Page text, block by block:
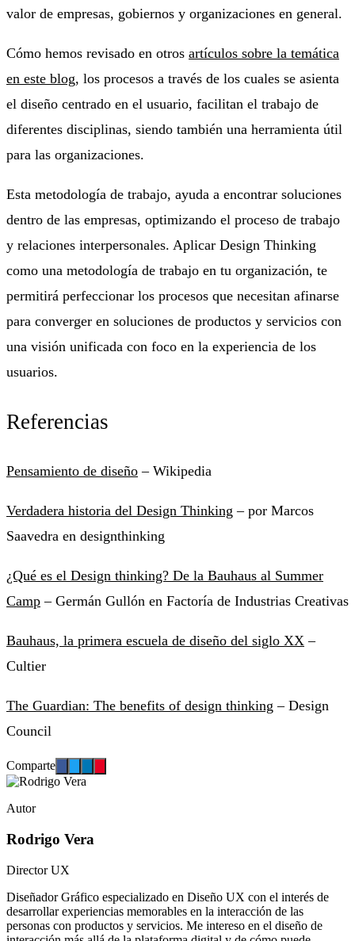
valor de empresas, gobiernos y organizaciones en general.
Cómo hemos revisado en otros artículos sobre la temática
en este blog, los procesos a través de los cuales se asienta
el diseño centrado en el usuario, facilitan el trabajo de
diferentes disciplinas, siendo también una herramienta útil
para las organizaciones.
Esta metodología de trabajo, ayuda a encontrar soluciones
dentro de las empresas, optimizando el proceso de trabajo
y relaciones interpersonales. Aplicar Design Thinking
como una metodología de trabajo en tu organización, te
permitirá perfeccionar los procesos que necesitan afinarse
para converger en soluciones de productos y servicios con
una visión unificada con foco en la experiencia de los
usuarios.
Referencias
Pensamiento de diseño – Wikipedia
Verdadera historia del Design Thinking – por Marcos
Saavedra en designthinking
¿Qué es el Design thinking? De la Bauhaus al Summer
Camp – Germán Gullón en Factoría de Industrias Creativas
Bauhaus, la primera escuela de diseño del siglo XX –
Cultier
The Guardian: The benefits of design thinking – Design
Council
Comparte
Autor
Rodrigo Vera
Director UX
Diseñador Gráfico especializado en Diseño UX con el interés de
desarrollar experiencias memorables en la interacción de las
personas con productos y servicios. Me intereso en el diseño de